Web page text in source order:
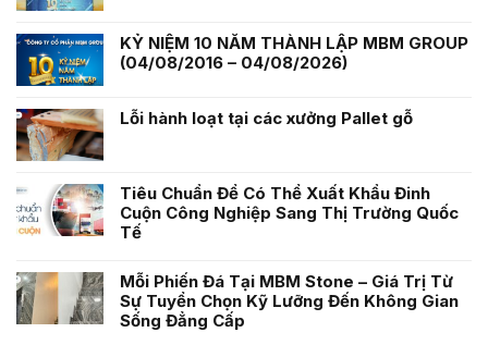
KỶ NIỆM 10 NĂM THÀNH LẬP MBM GROUP
(04/08/2016 – 04/08/2026)
Lỗi hành loạt tại các xưởng Pallet gỗ
Tiêu Chuẩn Để Có Thể Xuất Khẩu Đinh
Cuộn Công Nghiệp Sang Thị Trường Quốc
Tế
Mỗi Phiến Đá Tại MBM Stone – Giá Trị Từ
Sự Tuyển Chọn Kỹ Lưỡng Đến Không Gian
Sống Đẳng Cấp